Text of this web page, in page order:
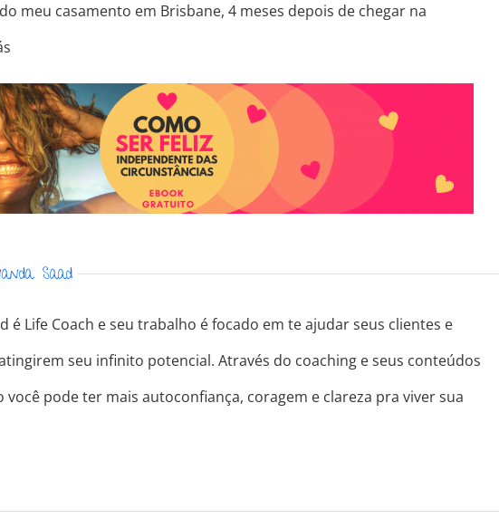
meu casamento em Brisbane, 4 meses depois de chegar na
Saad
é Life Coach e seu trabalho é focado em te ajudar seus clientes e
seu infinito potencial. Através do coaching e seus conteúdos
pode ter mais autoconfiança, coragem e clareza pra viver sua